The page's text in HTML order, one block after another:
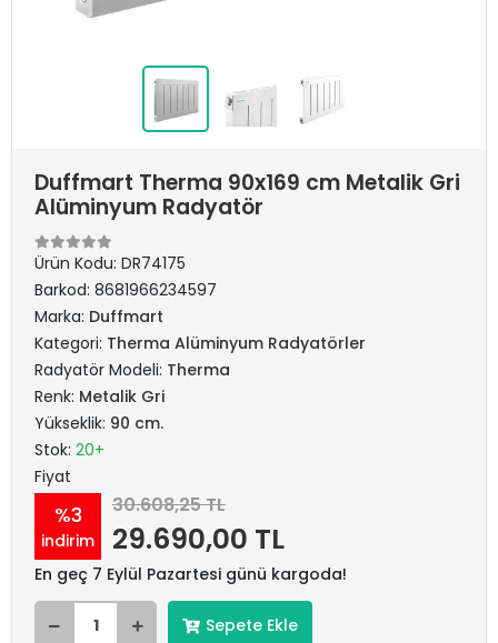
Duffmart Therma 90x169 cm Metalik Gri
Alüminyum Radyatör
Ürün Kodu: DR74175
Barkod: 8681966234597
Marka: Duffmart
Kategori: Therma Alüminyum Radyatörler
Radyatör Modeli: Therma
Renk: Metalik Gri
Yükseklik: 90 cm.
Stok: 20+
Fiyat
%3
indirim
30.608,25 TL
29.690,00 TL
En geç 7 Eylül Pazartesi günü kargoda!
Sepete Ekle